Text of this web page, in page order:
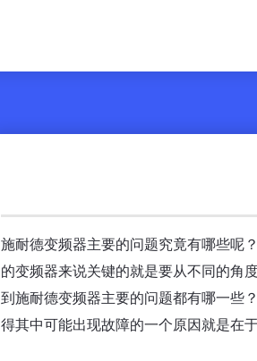
施耐德变频器主要的问题究竟有哪些呢
的变频器来说关键的就是要从不同的角
到施耐德变频器主要的问题都有哪一些
得其中可能出现故障的一个原因就是在